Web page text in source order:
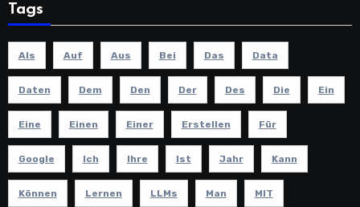
Tags
Als Auf Aus Bei Das Data
Daten Dem Den Der Des Die Ein
Eine Einen Einer Erstellen Für
Google Ich Ihre Ist Jahr Kann
Können Lernen LLMs Man MIT